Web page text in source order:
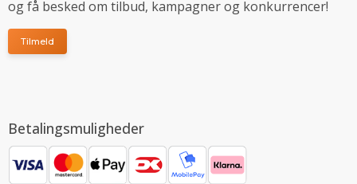
og få besked om tilbud, kampagner og konkurrencer!
Tilmeld
Betalingsmuligheder